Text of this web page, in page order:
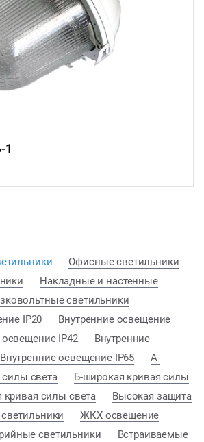
1
Офисные светильники
Накладные и настенные
светильники
IP20
Внутренние освещение
IP42
Внутренние
Внутренние освещение IP65
А-
силы света
Б-широкая кривая силы
кривая силы света
Высокая защита
ЖКХ освещение
светильники
Встраиваемые